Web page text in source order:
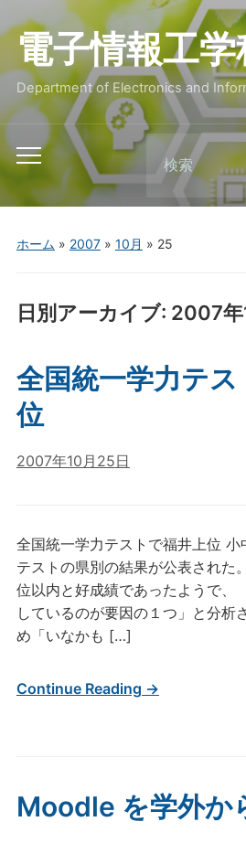
電子情報工学
Department of Electronics and
Toggle
mobile
menu
Search
for:
ホーム » 2007» 10月 » 25
日別アーカイブ: 2007年
全国統一学力テ
位
2007年10月25日
全国統一学力テストで福井上位 小
テストの県別の結果が公表された
位以内と好成績であったようで、
しているのが要因の１つ」と分析
め「いなかも […]
Continue Reading →
Moodle を学外か